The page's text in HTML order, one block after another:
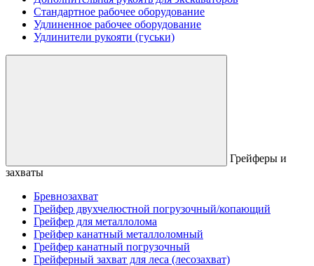
Стандартное рабочее оборудование
Удлиненное рабочее оборудование
Удлинители рукояти (гуськи)
Грейферы и
захваты
Бревнозахват
Грейфер двухчелюстной погрузочный/копающий
Грейфер для металлолома
Грейфер канатный металлоломный
Грейфер канатный погрузочный
Грейферный захват для леса (лесозахват)